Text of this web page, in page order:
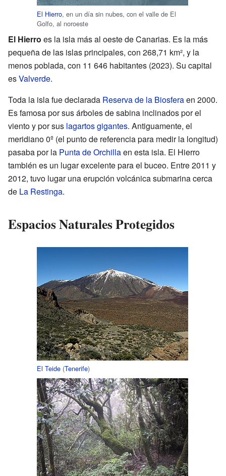
El Hierro, en un día sin nubes, con el valle de El
Golfo, al noroeste
El Hierro es la isla más al oeste de Canarias. Es la más
pequeña de las islas principales, con 268,71 km², y la
menos poblada, con 11 646 habitantes (2023). Su capital
esValverde.
Toda la isla fue declarada Reserva de la Biosferaen 2000.
Es famosa por sus árboles de sabina inclinados por el
viento y por sus lagartos gigantes. Antiguamente, el
meridiano 0º (el punto de referencia para medir la longitud)
pasaba por la Punta de Orchillaen esta isla. El Hierro
también es un lugar excelente para el buceo. Entre 2011 y
2012, tuvo lugar una erupción volcánica submarina cerca
de La Restinga.
Espacios Naturales Protegidos
El Teide (Tenerife)